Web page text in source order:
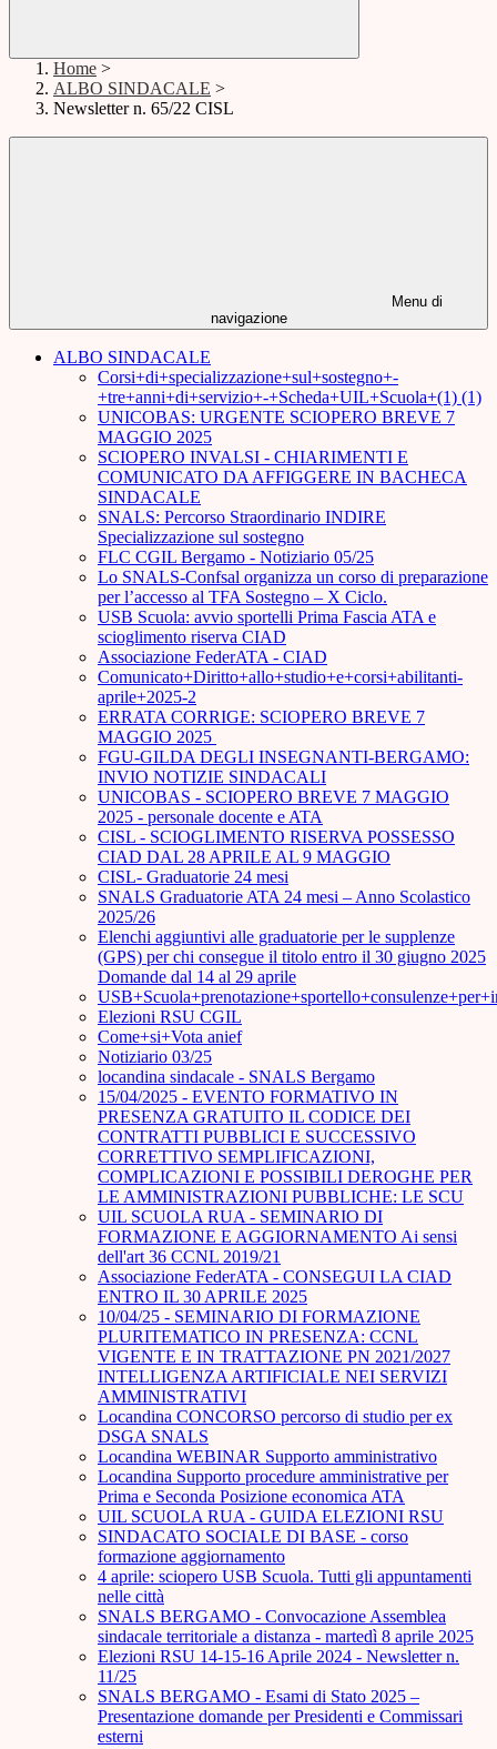
Home >
ALBO SINDACALE >
Newsletter n. 65/22 CISL
Menu di
navigazione
ALBO SINDACALE
Corsi+di+specializzazione+sul+sostegno+-
+tre+anni+di+servizio+-+Scheda+UIL+Scuola+(1) (1)
UNICOBAS: URGENTE SCIOPERO BREVE 7
MAGGIO 2025
SCIOPERO INVALSI - CHIARIMENTI E
COMUNICATO DA AFFIGGERE IN BACHECA
SINDACALE
SNALS: Percorso Straordinario INDIRE
Specializzazione sul sostegno
FLC CGIL Bergamo - Notiziario 05/25
Lo SNALS-Confsal organizza un corso di preparazione
per l’accesso al TFA Sostegno – X Ciclo.
USB Scuola: avvio sportelli Prima Fascia ATA e
scioglimento riserva CIAD
Associazione FederATA - CIAD
Comunicato+Diritto+allo+studio+e+corsi+abilitanti-
aprile+2025-2
ERRATA CORRIGE: SCIOPERO BREVE 7
MAGGIO 2025
FGU-GILDA DEGLI INSEGNANTI-BERGAMO:
INVIO NOTIZIE SINDACALI
UNICOBAS - SCIOPERO BREVE 7 MAGGIO
2025 - personale docente e ATA
CISL - SCIOGLIMENTO RISERVA POSSESSO
CIAD DAL 28 APRILE AL 9 MAGGIO
CISL- Graduatorie 24 mesi
SNALS Graduatorie ATA 24 mesi – Anno Scolastico
2025/26
Elenchi aggiuntivi alle graduatorie per le supplenze
(GPS) per chi consegue il titolo entro il 30 giugno 2025
Domande dal 14 al 29 aprile
Elezioni RSU CGIL
Come+si+Vota anief
Notiziario 03/25
locandina sindacale - SNALS Bergamo
15/04/2025 - EVENTO FORMATIVO IN
PRESENZA GRATUITO IL CODICE DEI
CONTRATTI PUBBLICI E SUCCESSIVO
CORRETTIVO SEMPLIFICAZIONI,
COMPLICAZIONI E POSSIBILI DEROGHE PER
LE AMMINISTRAZIONI PUBBLICHE: LE SCU
UIL SCUOLA RUA - SEMINARIO DI
FORMAZIONE E AGGIORNAMENTO Ai sensi
dell'art 36 CCNL 2019/21
Associazione FederATA - CONSEGUI LA CIAD
ENTRO IL 30 APRILE 2025
10/04/25 - SEMINARIO DI FORMAZIONE
PLURITEMATICO IN PRESENZA: CCNL
VIGENTE E IN TRATTAZIONE PN 2021/2027
INTELLIGENZA ARTIFICIALE NEI SERVIZI
AMMINISTRATIVI
Locandina CONCORSO percorso di studio per ex
DSGA SNALS
Locandina WEBINAR Supporto amministrativo
Locandina Supporto procedure amministrative per
Prima e Seconda Posizione economica ATA
UIL SCUOLA RUA - GUIDA ELEZIONI RSU
SINDACATO SOCIALE DI BASE - corso
formazione aggiornamento
4 aprile: sciopero USB Scuola. Tutti gli appuntamenti
nelle città
SNALS BERGAMO - Convocazione Assemblea
sindacale territoriale a distanza - martedì 8 aprile 2025
Elezioni RSU 14-15-16 Aprile 2024 - Newsletter n.
11/25
SNALS BERGAMO - Esami di Stato 2025 –
Presentazione domande per Presidenti e Commissari
esterni